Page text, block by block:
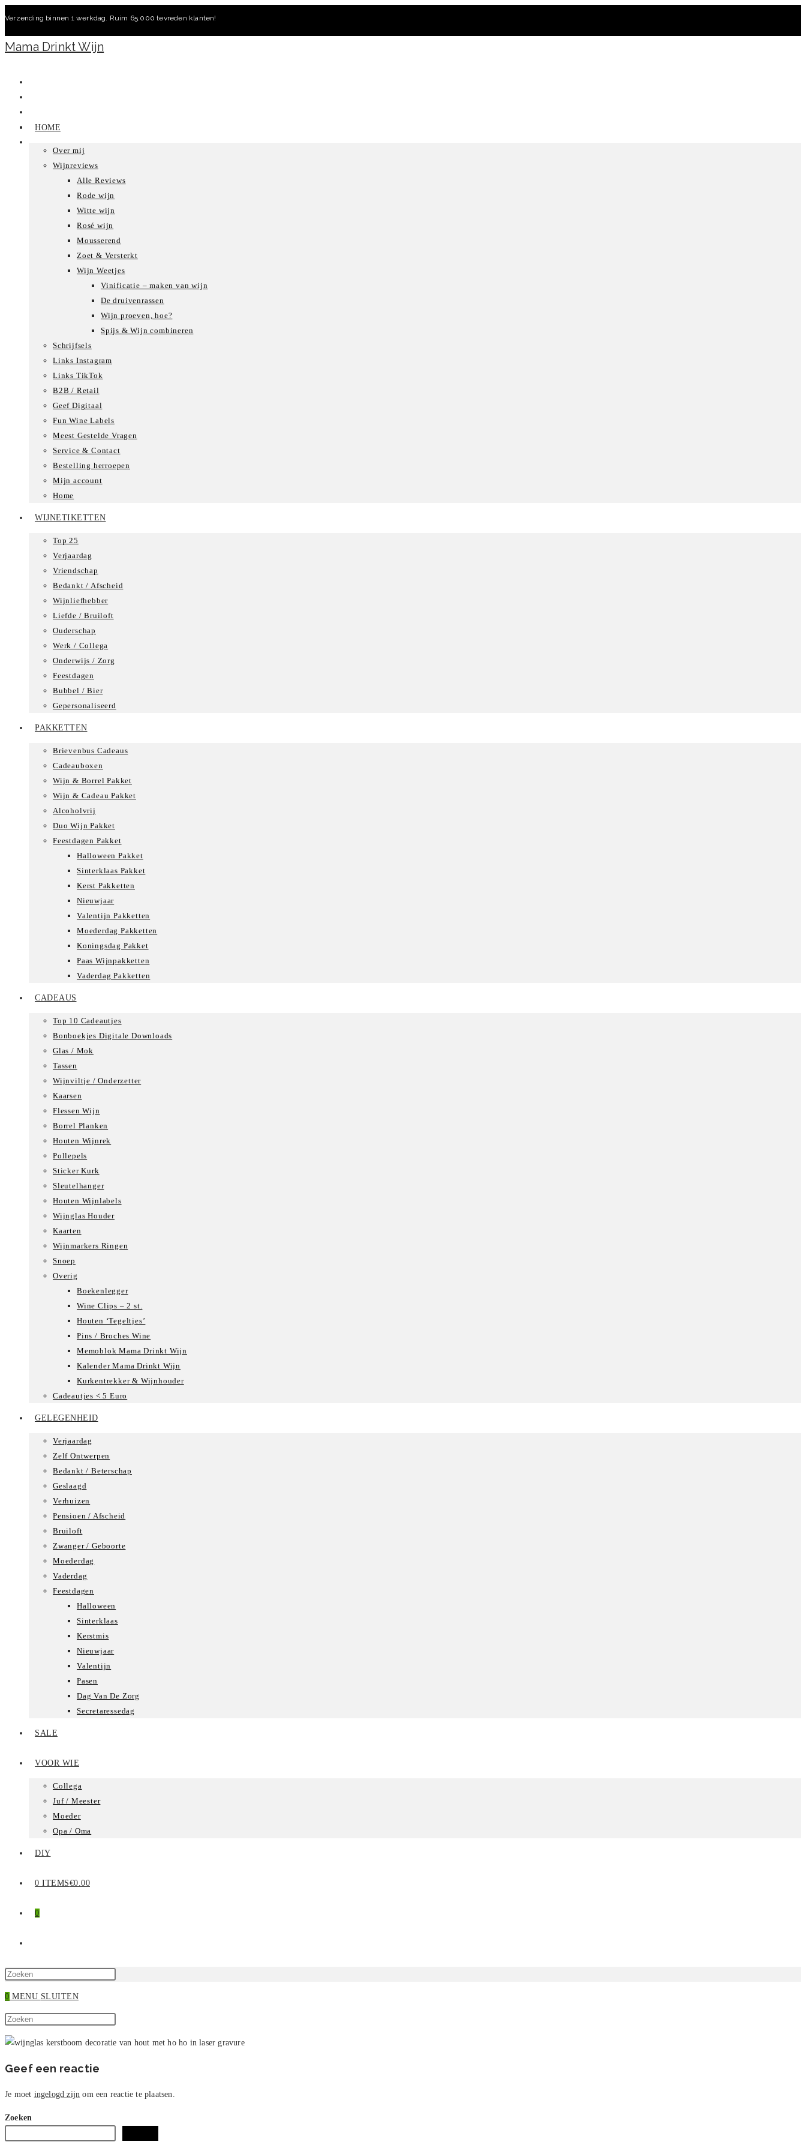
inhoud
Verzending binnen 1 werkdag. Ruim 65.000 tevreden klanten!
Mama Drinkt Wijn
HOME
Over mij
Wijnreviews
Alle Reviews
Rode wijn
Witte wijn
Rosé wijn
Mousserend
Zoet & Versterkt
Wijn Weetjes
Vinificatie – maken van wijn
De druivenrassen
Wijn proeven, hoe?
Spijs & Wijn combineren
Schrijfsels
Links Instagram
Links TikTok
B2B / Retail
Geef Digitaal
Fun Wine Labels
Meest Gestelde Vragen
Service & Contact
Bestelling herroepen
Mijn account
Home
WIJNETIKETTEN
Top 25
Verjaardag
Vriendschap
Bedankt / Afscheid
Wijnliefhebber
Liefde / Bruiloft
Ouderschap
Werk / Collega
Onderwijs / Zorg
Feestdagen
Bubbel / Bier
Gepersonaliseerd
PAKKETTEN
Brievenbus Cadeaus
Cadeauboxen
Wijn & Borrel Pakket
Wijn & Cadeau Pakket
Alcoholvrij
Duo Wijn Pakket
Feestdagen Pakket
Halloween Pakket
Sinterklaas Pakket
Kerst Pakketten
Nieuwjaar
Valentijn Pakketten
Moederdag Pakketten
Koningsdag Pakket
Paas Wijnpakketten
Vaderdag Pakketten
CADEAUS
Top 10 Cadeautjes
Bonboekjes Digitale Downloads
Glas / Mok
Tassen
Wijnviltje / Onderzetter
Kaarsen
Flessen Wijn
Borrel Planken
Houten Wijnrek
Pollepels
Sticker Kurk
Sleutelhanger
Houten Wijnlabels
Wijnglas Houder
Kaarten
Wijnmarkers Ringen
Snoep
Overig
Boekenlegger
Wine Clips – 2 st.
Houten ‘Tegeltjes’
Pins / Broches Wine
Memoblok Mama Drinkt Wijn
Kalender Mama Drinkt Wijn
Kurkentrekker & Wijnhouder
Cadeautjes < 5 Euro
GELEGENHEID
Verjaardag
Zelf Ontwerpen
Bedankt / Beterschap
Geslaagd
Verhuizen
Pensioen / Afscheid
Bruiloft
Zwanger / Geboorte
Moederdag
Vaderdag
Feestdagen
Halloween
Sinterklaas
Kerstmis
Nieuwjaar
Valentijn
Pasen
Dag Van De Zorg
Secretaressedag
SALE
VOOR WIE
Collega
Juf / Meester
Moeder
Opa / Oma
DIY
0 ITEMS€0.00
0
ZOEKEN
0 MENU SLUITEN
Zoek
op
site
zoekpaneel
sluiten.
Geef een reactie
Je moet ingelogd zijn om een reactie te plaatsen.
Zoeken